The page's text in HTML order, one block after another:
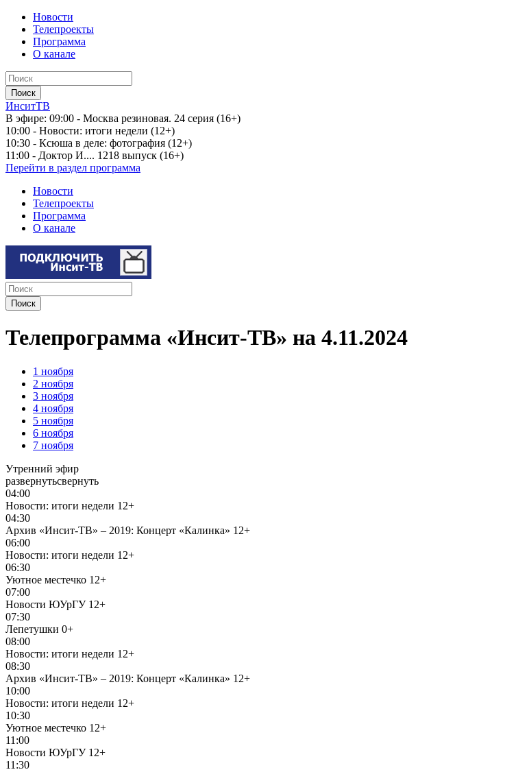
Новости
Телепроекты
Программа
О канале
ИнситТВ
В эфире: 09:00 - Москва резиновая. 24 серия (16+)
10:00 - Новости: итоги недели (12+)
10:30 - Ксюша в деле: фотография (12+)
11:00 - Доктор И.... 1218 выпуск (16+)
Перейти в раздел программа
Новости
Телепроекты
Программа
О канале
Телепрограмма «Инсит-ТВ» на 4.11.2024
1 ноября
2 ноября
3 ноября
4 ноября
5 ноября
6 ноября
7 ноября
Утренний эфир
развернутьсвернуть
04:00
Новости: итоги недели 12+
04:30
Архив «Инсит-ТВ» – 2019: Концерт «Калинка» 12+
06:00
Новости: итоги недели 12+
06:30
Уютное местечко 12+
07:00
Новости ЮУрГУ 12+
07:30
Лепетушки 0+
08:00
Новости: итоги недели 12+
08:30
Архив «Инсит-ТВ» – 2019: Концерт «Калинка» 12+
10:00
Новости: итоги недели 12+
10:30
Уютное местечко 12+
11:00
Новости ЮУрГУ 12+
11:30